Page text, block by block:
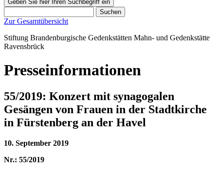
Geben Sie hier Ihren Suchbegriff ein
Suchen
Zur Gesamtübersicht
Stiftung Brandenburgische Gedenkstätten Mahn‑ und Gedenkstätte
Ravensbrück
Presseinformationen
55/2019: Konzert mit synagogalen
Gesängen von Frauen in der Stadtkirche
in Fürstenberg an der Havel
10. September 2019
Nr.: 55/2019